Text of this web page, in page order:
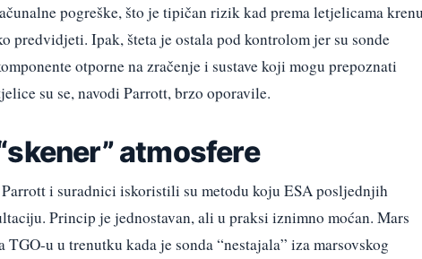
pogreške, što je tipičan rizik kad prema letjelicama krenu
predvidjeti. Ipak, šteta je ostala pod kontrolom jer su sonde
otporne na zračenje i sustave koji mogu prepoznati
su se, navodi Parrott, brzo oporavile.
atmosfere
i suradnici iskoristili su metodu koju ESA posljednjih
Princip je jednostavan, ali u praksi iznimno moćan. Mars
u u trenutku kada je sonda “nestajala” iza marsovskog